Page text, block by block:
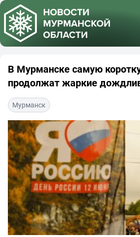
В Мурманске самую
продолжат жаркие
Мурманск